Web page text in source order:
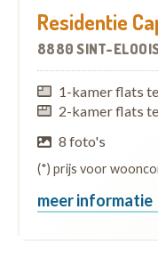
Residentie
8880 SINT-
1-kamer flats
2-kamer flats
8 foto's
(*) prijs voor
meer informatie